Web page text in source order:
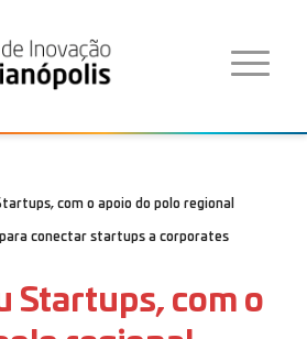
com o apoio do polo regional
conectar startups a corporates
Startups, com o